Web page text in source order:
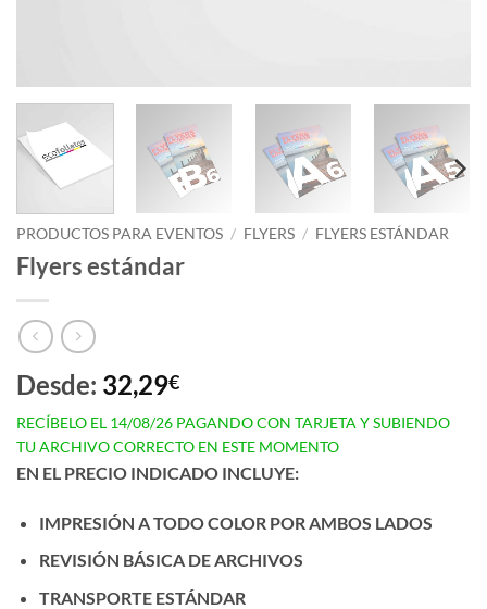
PRODUCTOS PARA EVENTOS / FLYERS / FLYERS ESTÁNDAR
Flyers estándar
Desde: 32,29€
RECÍBELO EL 14/08/26 PAGANDO CON TARJETA Y SUBIENDO
TU ARCHIVO CORRECTO EN ESTE MOMENTO
EN EL PRECIO INDICADO INCLUYE:
IMPRESIÓN A TODO COLOR POR AMBOS LADOS
REVISIÓN BÁSICA DE ARCHIVOS
TRANSPORTE ESTÁNDAR